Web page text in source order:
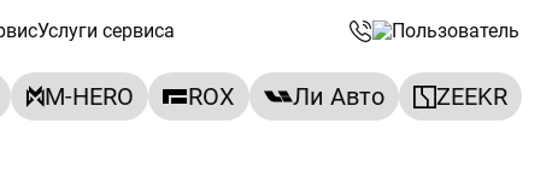
Услуги сервиса
M-HERO ROX Ли Авто ZEEKR